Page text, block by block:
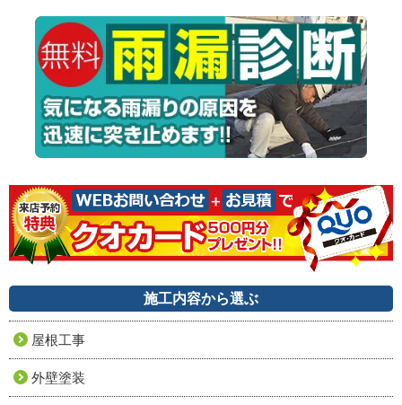
施工内容から選ぶ
屋根工事
外壁塗装